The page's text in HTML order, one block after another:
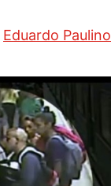
Eduardo Paulino